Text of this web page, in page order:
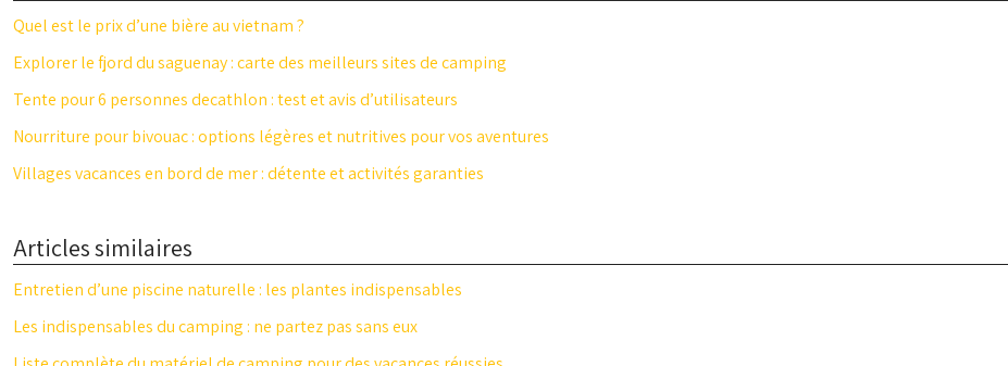
Quel est le prix d’une bière au vietnam ?
Explorer le fjord du saguenay : carte des meilleurs sites de camping
Tente pour 6 personnes decathlon : test et avis d’utilisateurs
Nourriture pour bivouac : options légères et nutritives pour vos aventures
Villages vacances en bord de mer : détente et activités garanties
Articles similaires
Entretien d’une piscine naturelle : les plantes indispensables
Les indispensables du camping : ne partez pas sans eux